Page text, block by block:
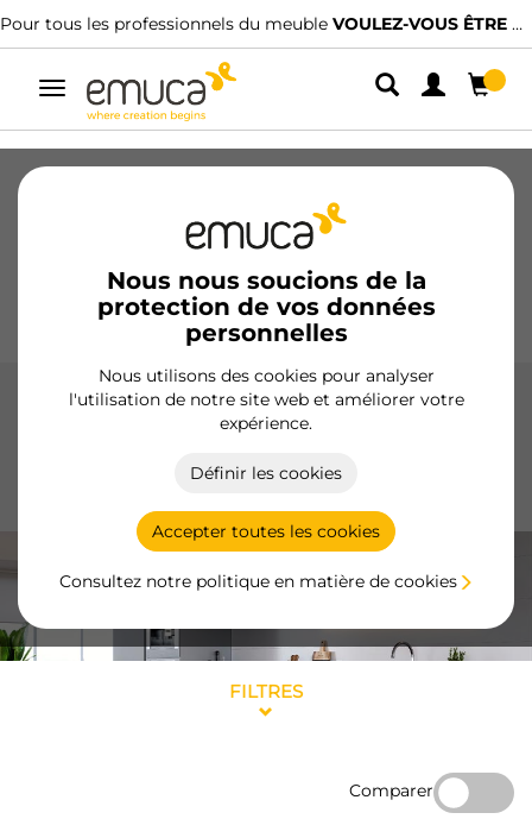
VOUS ÊTRE CLIENT ? Nous avons des distributeurs spécialisés.
Alterner
navigation
Nous nous soucions de la
protection de vos données
personnelles
Nous utilisons des cookies pour analyser
l'utilisation de notre site web et améliorer votre
expérience.
Définir les cookies
Accepter toutes les cookies
Consultez notre politique en matière de cookies
Charnières
Cuisine Montage
Poignées Pieds Présentoirs
Ferrure de suspension certifié
pour une fixation sûre et efficace des étagères et modules
FILTRES
Comparer